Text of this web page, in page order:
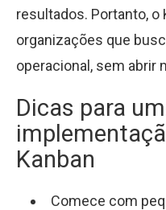
resultados. Portanto, o
organizações que
operacional, sem abrir
Dicas para
Kanban
Comece com